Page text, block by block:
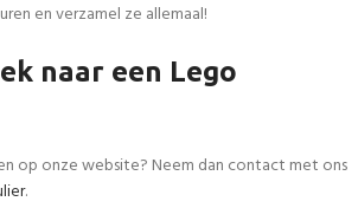
en verzamel ze allemaal!
naar een Lego
op onze website? Neem dan contact met ons
.